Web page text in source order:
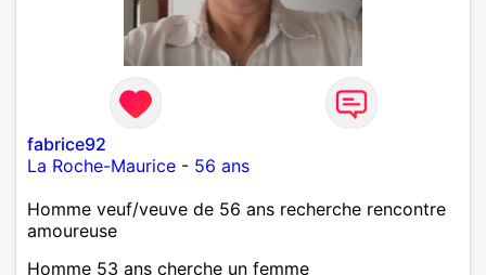
fabrice92
La Roche-Maurice - 56 ans
Homme veuf/veuve de 56 ans recherche rencontre
amoureuse
Homme 53 ans cherche un femme